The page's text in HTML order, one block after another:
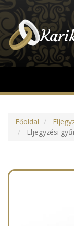
Főoldal
Eljegyzési